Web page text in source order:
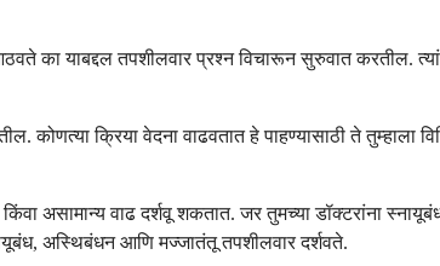
का याबद्दल तपशीलवार प्रश्न विचारून सुरुवात करतील.
क्रिया वेदना वाढवतात हे पाहण्यासाठी ते तुम्हाला
असामान्य वाढ दर्शवू शकतात. जर तुमच्या डॉक्टरांना
अस्थिबंधन आणि मज्जातंतू तपशीलवार दर्शवते.